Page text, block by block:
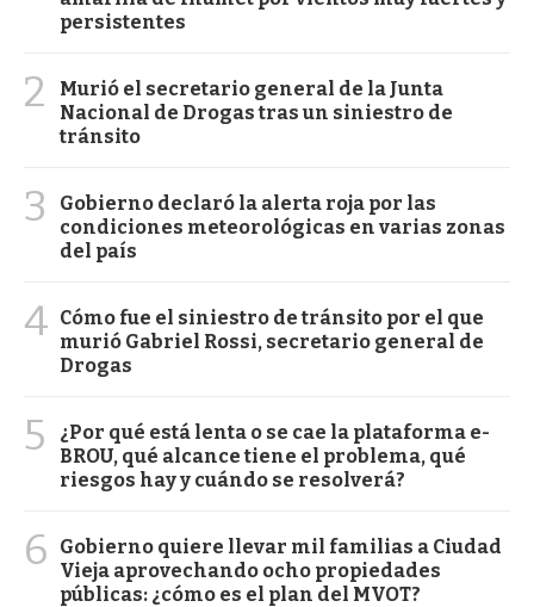
persistentes
2
Murió el secretario general de la Junta
Nacional de Drogas tras un siniestro de
tránsito
3
Gobierno declaró la alerta roja por las
condiciones meteorológicas en varias zonas
del país
4 Cómo fue el siniestro de tránsito por el que
murió Gabriel Rossi, secretario general de
Drogas
5
¿Por qué está lenta o se cae la plataforma e-
BROU, qué alcance tiene el problema, qué
riesgos hay y cuándo se resolverá?
6
Gobierno quiere llevar mil familias a Ciudad
Vieja aprovechando ocho propiedades
públicas: ¿cómo es el plan del MVOT?